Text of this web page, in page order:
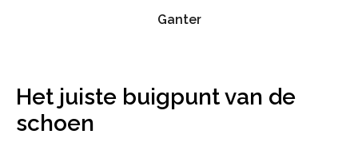
Ganter
Het juiste buigpunt van de
schoen